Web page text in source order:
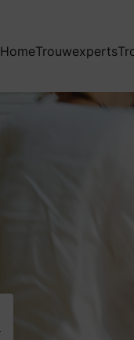
HomeTrouwexperts